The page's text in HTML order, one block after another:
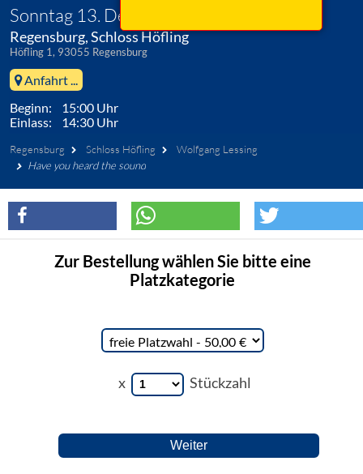
Sonntag 13. Dezember 2026
Regensburg, Schloss Höfling
Höfling 1, 93055 Regensburg
Anfahrt ...
Beginn: 15:00 Uhr
Einlass: 14:30 Uhr
Regensburg Schloss Höfling
Wolfgang Lessing
Have you heard the sound
Zur Bestellung wählen Sie bitte eine
Platzkategorie
x Stückzahl